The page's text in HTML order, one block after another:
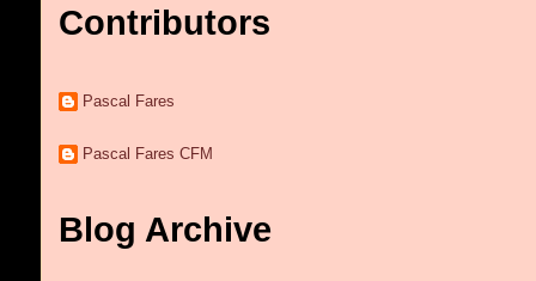
Contributors
Pascal Fares
Pascal Fares CFM
Blog Archive